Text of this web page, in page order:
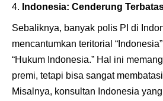
Indonesia: Cenderung
Sebaliknya, banyak polis PI di
mencantumkan teritorial
“Hukum Indonesia.” Hal ini
premi, tetapi bisa sangat
Misalnya, konsultan Indonesia